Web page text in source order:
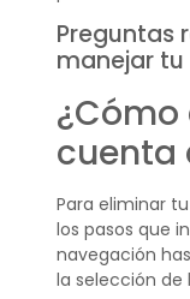
Preguntas
manejar
cuenta
Para eliminar
los pasos que
navegación
la selección de